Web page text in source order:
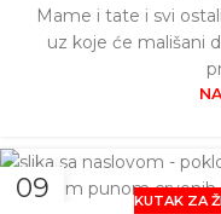
Mame i tate i svi
uz koje će mališani
09 KUTAK ZA